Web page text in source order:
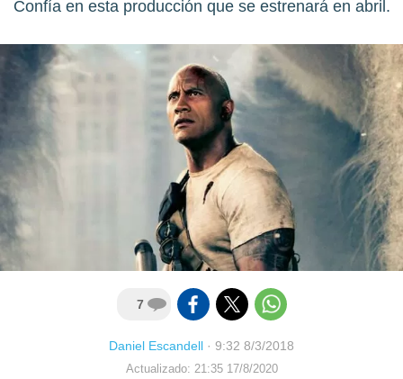
Confía en esta producción que se estrenará en abril.
7
Daniel Escandell · 9:32 8/3/2018
Actualizado: 21:35 17/8/2020